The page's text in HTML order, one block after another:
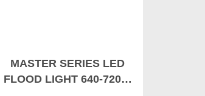
MASTER SERIES LED
FLOOD LIGHT 640-720W